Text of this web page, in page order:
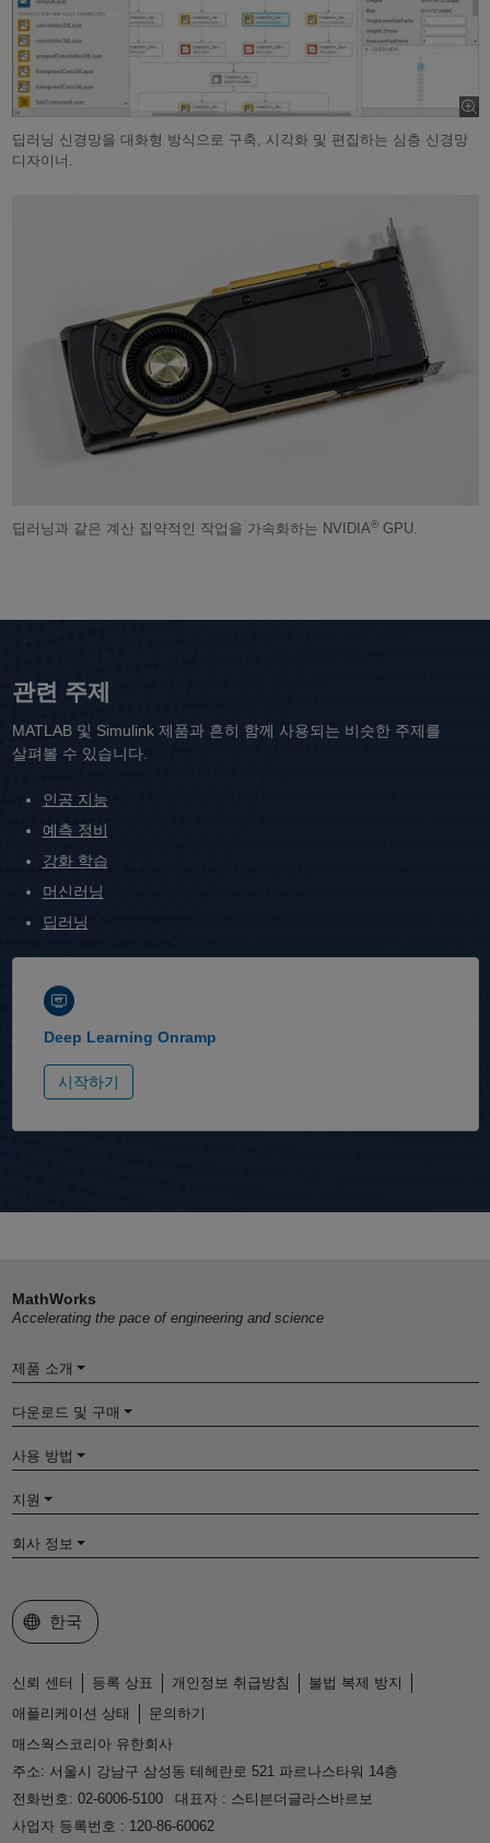
딥러닝 신경망을 대화형 방식으로 구축, 시각화 및 편집하는 심층 신경망
디자이너.
딥러닝과 같은 계산 집약적인 작업을 가속화하는 NVIDIA®GPU.
관련 주제
MATLAB 및 Simulink 제품과 흔히 함께 사용되는 비슷한 주제를
살펴볼 수 있습니다.
인공 지능
예측 정비
강화 학습
머신러닝
딥러닝
Deep Learning Onramp
시작하기
MathWorks
Accelerating the pace of engineering and science
제품 소개
다운로드 및 구매
사용 방법
지원
회사 정보
웹사이트 선택
한국
신뢰 센터 등록 상표 개인정보 취급방침
불법 복제 방지
애플리케이션 상태
문의하기
매스웍스코리아 유한회사
주소: 서울시 강남구 삼성동 테헤란로 521 파르나스타워 14층
전화번호: 02-6006-5100
대표자 : 스티븐더글라스바르보
사업자 등록번호 : 120-86-60062